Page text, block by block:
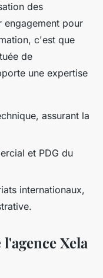
des
engagement pour
c'est que
de
une expertise
assurant la
et PDG du
internationaux,
Xela